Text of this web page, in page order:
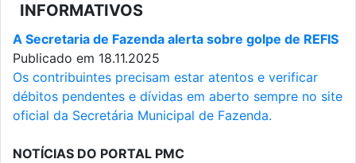
INFORMATIVOS
A Secretaria de Fazenda alerta sobre golpe de REFIS
Publicado em 18.11.2025
Os contribuintes precisam estar atentos e verificar
débitos pendentes e dívidas em aberto sempre no site
oficial da Secretária Municipal de Fazenda.
NOTÍCIAS DO PORTAL PMC